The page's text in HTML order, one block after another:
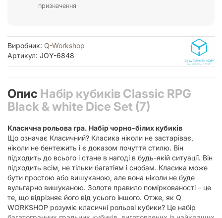
призначення
Виробник: Q-Workshop
Артикул: JOY-6848
Опис Набір кубиків Classic RPG
Black & white Dice Set (7)
Класична рольова гра. Набір чорно-білих кубиків
Що означає Класичний? Класика ніколи не застаріває,
ніколи не бентежить і є доказом почуття стилю. Він
підходить до всього і стане в нагоді в будь-якій ситуації. Він
підходить всім, не тільки багатіям і снобам. Класика може
бути простою або вишуканою, але вона ніколи не буде
вульгарно вишуканою. Золоте правило поміркованості – це
те, що відрізняє його від усього іншого. Отже, як Q
WORKSHOP розуміє класичні рольові кубики? Це набір